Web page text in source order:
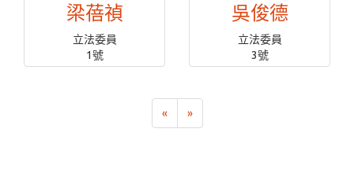
梁蓓禎
立法委員
1號
吳俊德
立法委員
3號
« »